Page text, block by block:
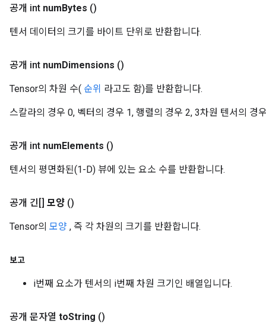
공개 int numBytes ()
텐서 데이터의 크기를 바이트 단위로 반환합니다.
공개 int numDimensions ()
Tensor의 차원 수( 순위 라고도 함)를 반환합니다.
스칼라의 경우 0, 벡터의 경우 1, 행렬의 경우 2, 3차원 텐서의 경
공개 int numElements ()
텐서의 평면화된(1-D) 뷰에 있는 요소 수를 반환합니다.
공개 긴[] 모양 ()
Tensor의 모양 , 즉 각 차원의 크기를 반환합니다.
보고
i번째 요소가 텐서의 i번째 차원 크기인 배열입니다.
공개 문자열 toString ()